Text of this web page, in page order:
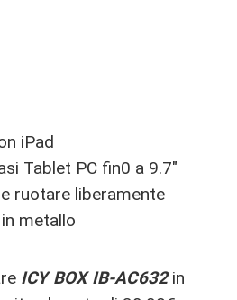
iPad
Tablet PC fin0 a 9.7″
ruotare liberamente
metallo
ICY BOX IB-AC632in